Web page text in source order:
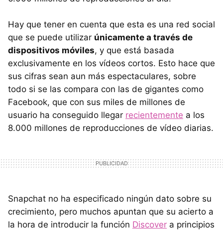
Hay que tener en cuenta que esta es una red social
que se puede utilizar únicamente a través de
dispositivos móviles, y que está basada
exclusivamente en los vídeos cortos. Esto hace que
sus cifras sean aun más espectaculares, sobre
todo si se las compara con las de gigantes como
Facebook, que con sus miles de millones de
usuario ha conseguido llegar recientemente a los
8.000 millones de reproducciones de vídeo diarias.
Snapchat no ha especificado ningún dato sobre su
crecimiento, pero muchos apuntan que su acierto a
la hora de introducir la función Discover a principios